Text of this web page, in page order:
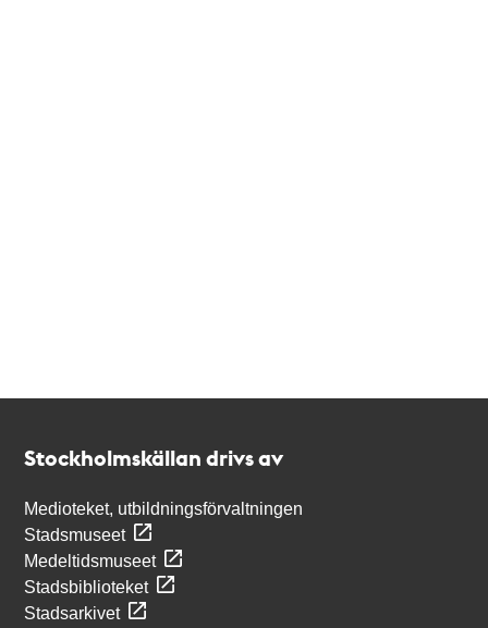
Stockholmskällan drivs av
Medioteket, utbildningsförvaltningen
Stadsmuseet
Medeltidsmuseet
Stadsbiblioteket
Stadsarkivet